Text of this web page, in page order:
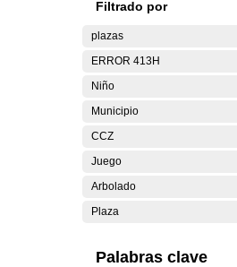
Filtrado por
plazas
ERROR 413H
Niño
Municipio
CCZ
Juego
Arbolado
Plaza
Palabras clave